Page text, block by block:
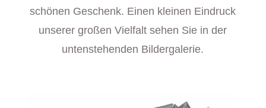
schönen Geschenk. Einen kleinen Eindruck
unserer großen Vielfalt sehen Sie in der
untenstehenden Bildergalerie.